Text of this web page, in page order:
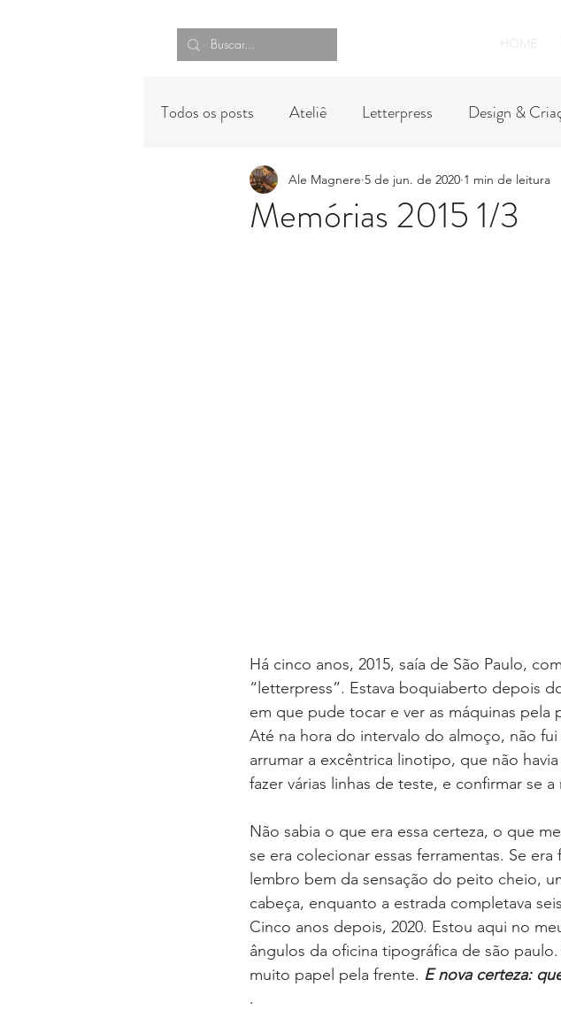
HOME
Todos os posts Ateliê Letterpress Design &
Memórias 2015 1/3
Ale Magnere 5 de jun. de 2020 1 min de leitura
Há cinco anos, 2015, saía de São Paulo,
“letterpress”. Estava boquiaberto depois
em que pude tocar e ver as máquinas pela
Até na hora do intervalo do almoço, não
arrumar a excêntrica linotipo, que não
fazer várias linhas de teste, e confirmar se
Não sabia o que era essa certeza, o que
se era colecionar essas ferramentas. Se
lembro bem da sensação do peito cheio,
cabeça, enquanto a estrada completava
Cinco anos depois, 2020. Estou aqui no
ângulos da oficina tipográfica de são
muito papel pela frente. E nova certeza:
.